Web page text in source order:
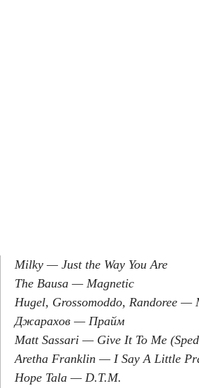
Milky — Just the Way You Are
The Bausa — Magnetic
Hugel, Grossomoddo, Randoree —
Джарахов — Прайм
Matt Sassari — Give It To Me
Aretha Franklin — I Say A Little
Hope Tala — D.T.M.